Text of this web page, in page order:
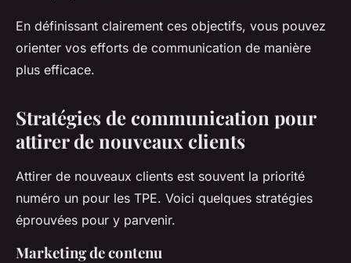
En définissant clairement ces objectifs, vous pouvez
orienter vos efforts de communication de manière
plus efficace.
Stratégies de communication pour
attirer de nouveaux clients
Attirer de nouveaux clients est souvent la priorité
numéro un pour les TPE. Voici quelques stratégies
éprouvées pour y parvenir.
Marketing de contenu